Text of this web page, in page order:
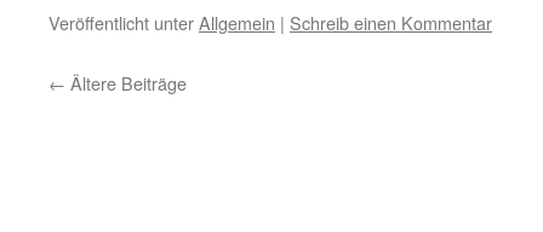
Veröffentlicht unterAllgemein | Schreib einen Kommentar
← Ältere Beiträge